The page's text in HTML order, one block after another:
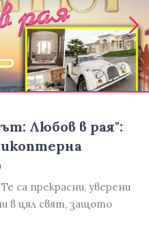
Любов в рая":
са прекрасни, уверени
в цял свят, защото